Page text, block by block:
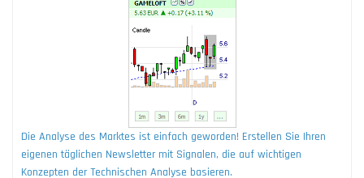
Die Analyse des Marktes ist einfach geworden! Erstellen Sie Ihren
eigenen täglichen Newsletter mit Signalen, die auf wichtigen
Konzepten der Technischen Analyse basieren.